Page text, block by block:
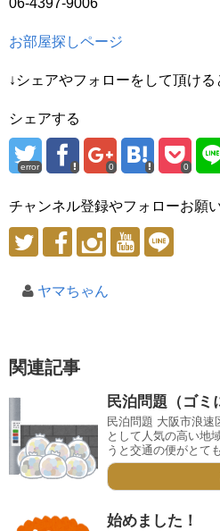
06-4397-9006
お部屋探しページ
↓シェアやフォローをして頂ける
シェアする
error 0 0
チャンネル登録やフォローお願
ヤマちゃん
関連記事
民泊問題（ゴミ
民泊問題 大阪市浪速
として人気の高い地
うと交通の便がとて
始めました！